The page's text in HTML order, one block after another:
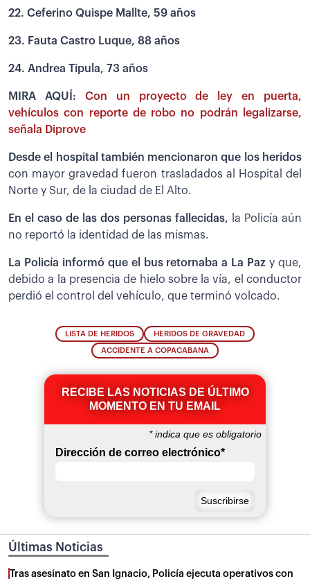
22. Ceferino Quispe Mallte, 59 años
23. Fauta Castro Luque, 88 años
24. Andrea Tipula, 73 años
MIRA AQUÍ: Con un proyecto de ley en puerta,
vehículos con reporte de robo no podrán legalizarse,
señala Diprove
Desde el hospital también mencionaron que los heridos
con mayor gravedad fueron trasladados al Hospital del
Norte y Sur, de la ciudad de El Alto.
En el caso de las dos personas fallecidas, la Policía aún
no reportó la identidad de las mismas.
La Policía informó que el bus retornaba a La Pazy que,
debido a la presencia de hielo sobre la vía, el conductor
perdió el control del vehículo, que terminó volcado.
LISTA DE HERIDOS HERIDOS DE GRAVEDAD
ACCIDENTE A COPACABANA
RECIBE LAS NOTICIAS DE ÚLTIMO
MOMENTO EN TU EMAIL
*indica que es obligatorio
Dirección de correo electrónico*
Últimas Noticias
Tras asesinato en San Ignacio, Policía ejecuta operativos con